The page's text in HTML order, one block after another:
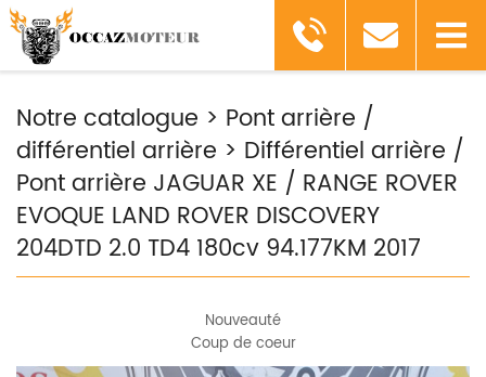
Notre catalogue > Pont arrière /
différentiel arrière > Différentiel arrière /
Pont arrière JAGUAR XE / RANGE ROVER
EVOQUE LAND ROVER DISCOVERY
204DTD 2.0 TD4 180cv 94.177KM 2017
Nouveauté
Coup de coeur